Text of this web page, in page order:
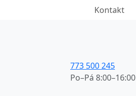
Kontakt
773 500 245
Po–Pá 8:00–16:00